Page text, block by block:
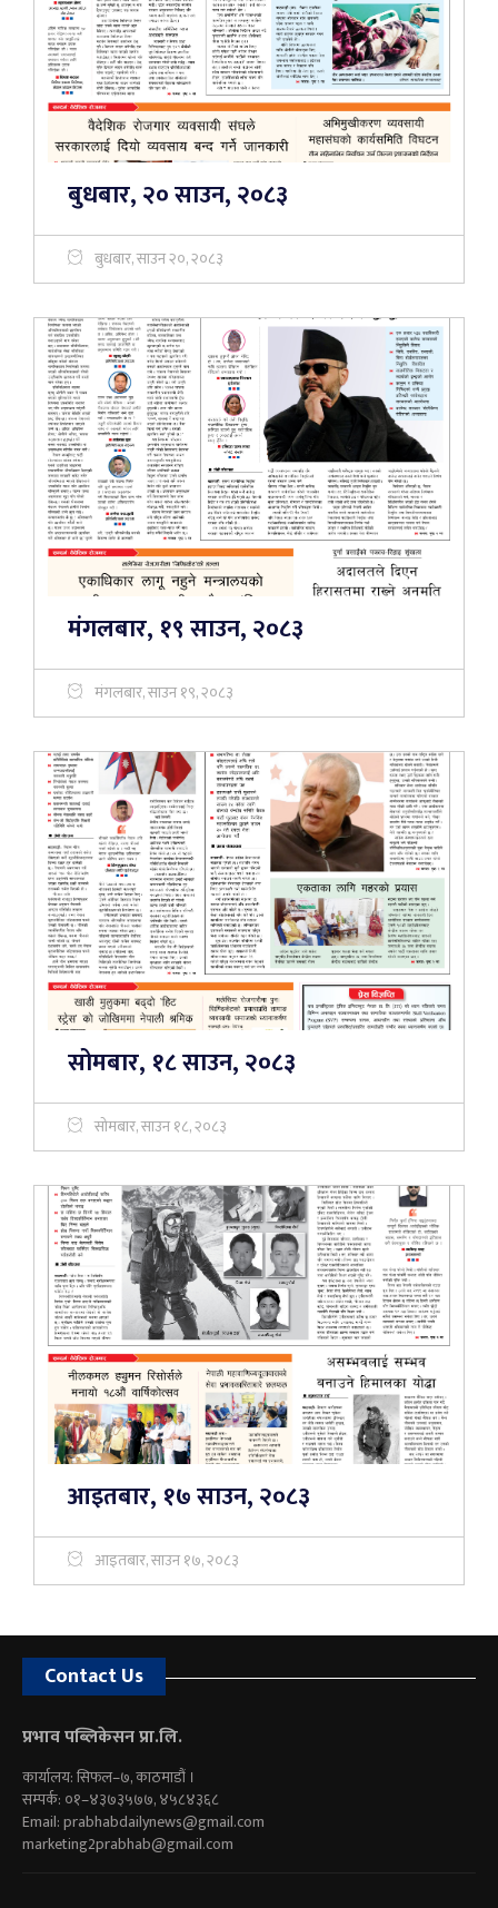
बुधबार, २० साउन, २०८३
बुधबार, साउन २०, २०८३
मंगलबार, १९ साउन, २०८३
मंगलबार, साउन १९, २०८३
सोमबार, १८ साउन, २०८३
सोमबार, साउन १८, २०८३
आइतबार, १७ साउन, २०८३
आइतबार, साउन १७, २०८३
Contact Us
प्रभाव पब्लिकेसन प्रा.लि.
कार्यालय: सिफल–७, काठमाडौं ।
सम्पर्क: ०१–४३७३५७७, ४५८४३६८
Email:prabhabdailynews@gmail.com
marketing2prabhab@gmail.com